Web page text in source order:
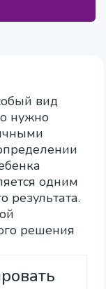
вид
нужно
одним
результата.
решения